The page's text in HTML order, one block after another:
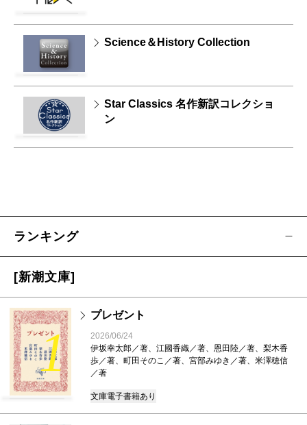
Science＆History Collection
Star Classics 名作新訳コレクショ
ン
ランキング
[新潮文庫]
1
プレゼント
2026/06/24
伊坂幸太郎／著、江國香織／著、恩田陸／著、梨木香
歩／著、町田そのこ／著、宮部みゆき／著、米澤穂信
／著
文庫電子書籍あり